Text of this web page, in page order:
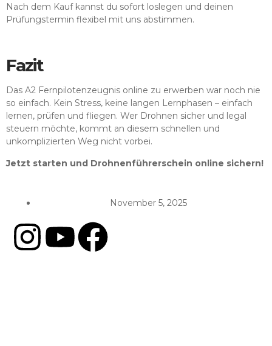
Nach dem Kauf kannst du sofort loslegen und deinen
Prüfungstermin flexibel mit uns abstimmen.
Fazit
Das A2 Fernpilotenzeugnis online zu erwerben war noch nie
so einfach. Kein Stress, keine langen Lernphasen – einfach
lernen, prüfen und fliegen. Wer Drohnen sicher und legal
steuern möchte, kommt an diesem schnellen und
unkomplizierten Weg nicht vorbei.
Jetzt starten und Drohnenführerschein online sichern!
November 5, 2025